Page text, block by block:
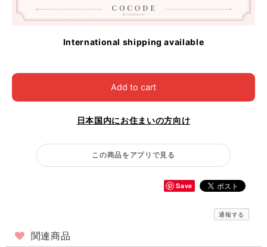
International shipping available
Add to cart
日本国内にお住まいの方向け
この商品をアプリで見る
Save
通報する
関連商品